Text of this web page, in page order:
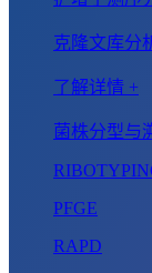
克隆文库分
了解详情 +
菌株分型与
PFGE
RAPD